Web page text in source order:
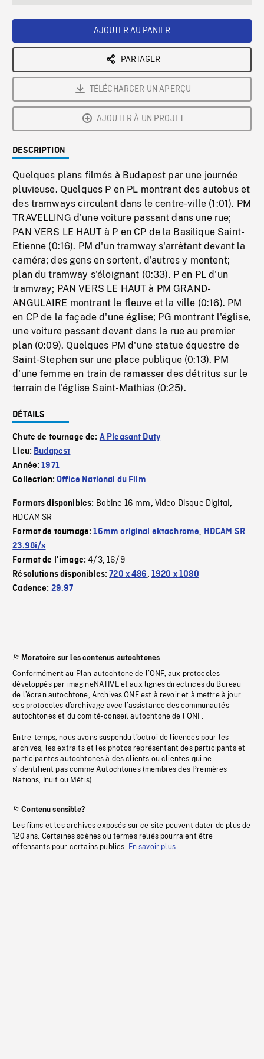
AJOUTER AU PANIER
PARTAGER
TÉLÉCHARGER UN APERÇU
AJOUTER À UN PROJET
DESCRIPTION
Quelques plans filmés à Budapest par une journée
pluvieuse. Quelques P en PL montrant des autobus et
des tramways circulant dans le centre-ville (1:01). PM
TRAVELLING d'une voiture passant dans une rue;
PAN VERS LE HAUT à P en CP de la Basilique Saint-
Etienne (0:16). PM d'un tramway s'arrêtant devant la
caméra; des gens en sortent, d'autres y montent;
plan du tramway s'éloignant (0:33). P en PL d'un
tramway; PAN VERS LE HAUT à PM GRAND-
ANGULAIRE montrant le fleuve et la ville (0:16). PM
en CP de la façade d'une église; PG montrant l'église,
une voiture passant devant dans la rue au premier
plan (0:09). Quelques PM d'une statue équestre de
Saint-Stephen sur une place publique (0:13). PM
d'une femme en train de ramasser des détritus sur le
terrain de l'église Saint-Mathias (0:25).
DÉTAILS
Chute de tournage de: A Pleasant Duty
Lieu: Budapest
Année:1971
Collection:Office National du Film
Formats disponibles: Bobine 16 mm, Video Disque Digital,
HDCAM SR
Format de tournage:16mm original ektachrome, HDCAM SR
23.98i/s
Format de l'image:4/3,16/9
Résolutions disponibles:720 x 486, 1920 x 1080
Cadence: 29.97
Moratoire sur les contenus autochtones
Conformément au Plan autochtone de l’ONF, aux protocoles
développés par imagineNATIVE et aux lignes directrices du Bureau
de l’écran autochtone, Archives ONF est à revoir et à mettre à jour
ses protocoles d’archivage avec l’assistance des communautés
autochtones et du comité-conseil autochtone de l’ONF.
Entre-temps, nous avons suspendu l’octroi de licences pour les
archives, les extraits et les photos représentant des participants et
participantes autochtones à des clients ou clientes qui ne
s’identifient pas comme Autochtones (membres des Premières
Nations, Inuit ou Métis).
Contenu sensible?
Les films et les archives exposés sur ce site peuvent dater de plus de
120 ans. Certaines scènes ou termes reliés pourraient être
offensants pour certains publics. En savoir plus